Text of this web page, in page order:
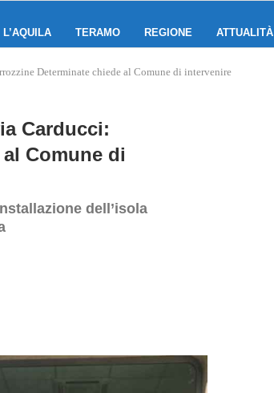
L’AQUILA TERAMO REGIONE ATTUALITÀ
Determinate chiede al Comune di intervenire
Carducci:
Comune di
dell’isola